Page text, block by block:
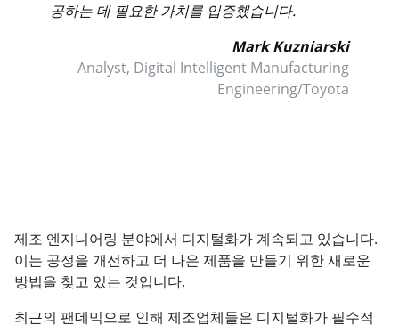
공하는 데 필요한 가치를 입증했습니다.
Mark Kuzniarski
Analyst, Digital Intelligent Manufacturing
Engineering/Toyota
제조 엔지니어링 분야에서 디지털화가 계속되고 있습니다.
이는 공정을 개선하고 더 나은 제품을 만들기 위한 새로운
방법을 찾고 있는 것입니다.
최근의 팬데믹으로 인해 제조업체들은 디지털화가 필수적